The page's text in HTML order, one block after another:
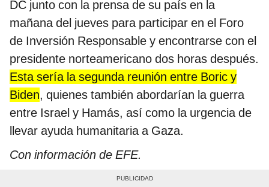
DC junto con la prensa de su país en la
mañana del jueves para participar en el Foro
de Inversión Responsable y encontrarse con el
presidente norteamericano dos horas después.
Esta sería la segunda reunión entre Boric y
Biden, quienes también abordarían la guerra
entre Israel y Hamás, así como la urgencia de
llevar ayuda humanitaria a Gaza.
Con información de EFE.